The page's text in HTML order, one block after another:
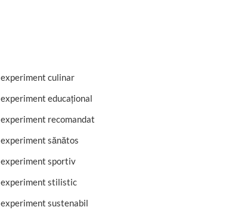
experiment culinar
experiment educațional
experiment recomandat
experiment sănătos
experiment sportiv
experiment stilistic
experiment sustenabil